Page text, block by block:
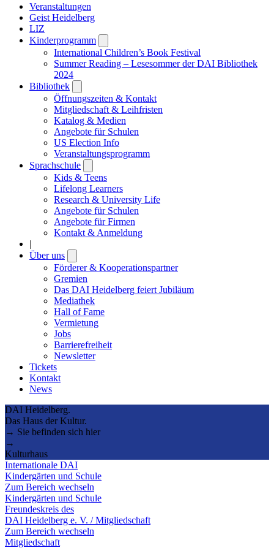
Veranstaltungen
Geist Heidelberg
LIZ
Kinderprogramm
submenu
International Children’s Book Festival
Summer Reading – Lesesommer der DAI Bibliothek
2024
Bibliothek
submenu
Öffnungszeiten & Kontakt
Mitgliedschaft & Leihfristen
Katalog & Medien
Angebote für Schulen
US Election Info
Veranstaltungsprogramm
Sprachschule
submenu
Kids & Teens
Lifelong Learners
Research & University Life
Angebote für Schulen
Angebote für Firmen
Kontakt & Anmeldung
|
Über uns
submenu
Förderer & Kooperationspartner
Gremien
Das DAI Heidelberg feiert Jubiläum
Mediathek
Hall of Fame
Vermietung
Jobs
Barrierefreiheit
Newsletter
Tickets
Kontakt
News
DAI Heidelberg.
Das Haus der Kultur.
→ Sie befinden sich hier
→
Kulturhaus
Internationale DAI
Kindergärten und Schule
Zum Bereich wechseln
Kindergärten und Schule
Freundeskreis des
DAI Heidelberg e. V. / Mitgliedschaft
Zum Bereich wechseln
Mitgliedschaft